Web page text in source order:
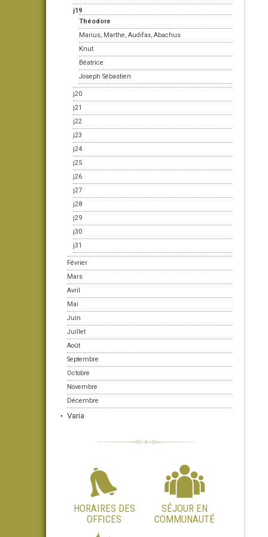
j19
Théodore
Marius, Marthe, Audifax, Abachus
Knut
Béatrice
Joseph Sébastien
j20
j21
j22
j23
j24
j25
j26
j27
j28
j29
j30
j31
Février
Mars
Avril
Mai
Juin
Juillet
Août
Septembre
Octobre
Novembre
Décembre
Varia
HORAIRES DES
OFFICES
SÉJOUR EN
COMMUNAUTÉ